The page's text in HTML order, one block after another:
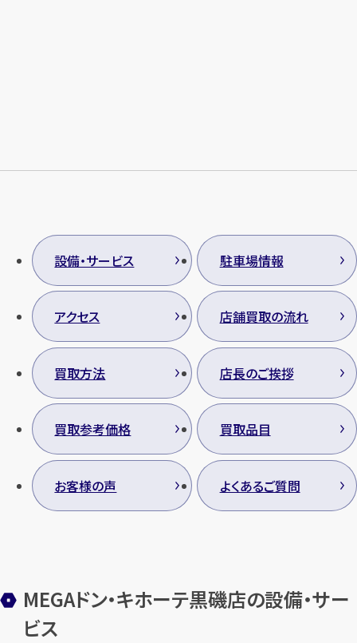
設備・サービス 駐車場情報
アクセス 店舗買取の流れ
買取方法 店長のご挨拶
買取参考価格 買取品目
お客様の声 よくあるご質問
MEGAドン・キホーテ黒磯店の設備・サー
ビス